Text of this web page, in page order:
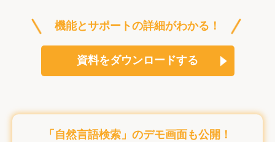
機能とサポートの詳細がわかる！
資料をダウンロードする
「自然言語検索」のデモ画面も公開！